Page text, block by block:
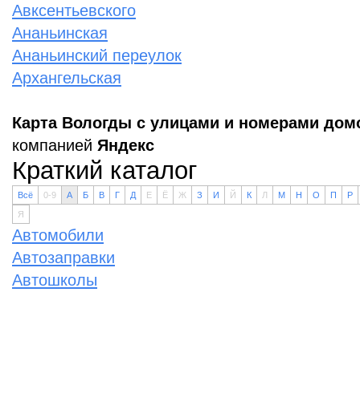
Авксентьевского
Ананьинская
Ананьинский переулок
Архангельская
Карта Вологды с улицами и номерами
компанией Яндекс
Краткий каталог
Всё 0-9 А Б В Г Д Е Ё Ж З И Й К Л М Н О П
Р
Я
Автомобили
Автозаправки
Автошколы